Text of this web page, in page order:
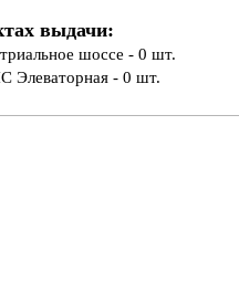
выдачи:
шоссе - 0 шт.
Элеваторная - 0 шт.